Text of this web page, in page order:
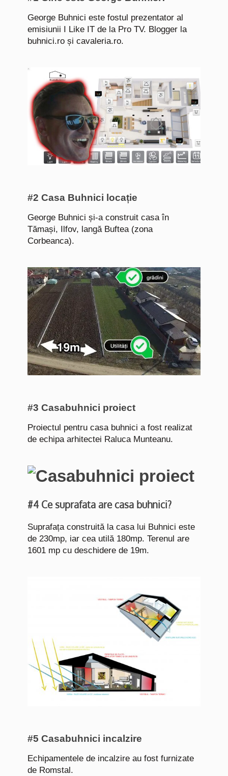
George Buhnici este fostul prezentator al
emisiunii I Like IT de la Pro TV. Blogger la
buhnici.ro și cavaleria.ro.
#2 Casa Buhnici locație
George Buhnici și-a construit casa în
Tămași, Ilfov, langă Buftea (zona
Corbeanca).
#3 Casabuhnici proiect
Proiectul pentru casa buhnici a fost realizat
de echipa arhitectei Raluca Munteanu.
#4 Ce suprafata are casa buhnici?
Suprafața construită la casa lui Buhnici este
de 230mp, iar cea utilă 180mp. Terenul are
1601 mp cu deschidere de 19m.
#5 Casabuhnici incalzire
Echipamentele de incalzire au fost furnizate
de Romstal.